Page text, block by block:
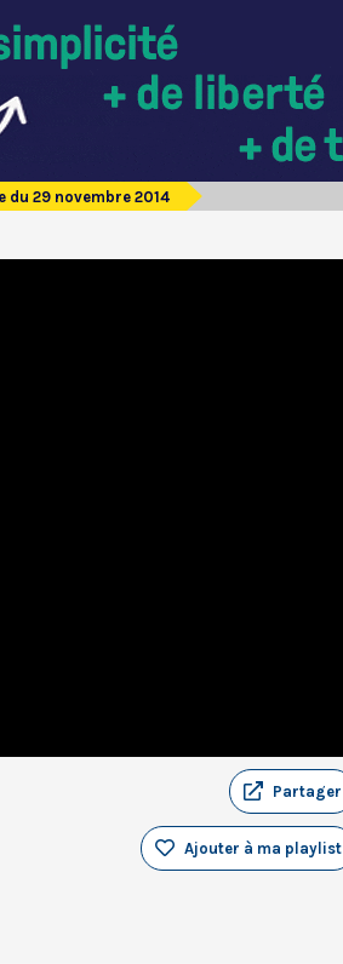
du 29 novembre 2014
Partager
Ajouter à ma playlist